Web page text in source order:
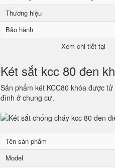
Thương hiệu
Bảo hành
Xem chi tiết tại
Két sắt kcc 80 đen
Sản phẩm két KCC80 khóa được
đình ở chung cư.
Tên sản phẩm
Model